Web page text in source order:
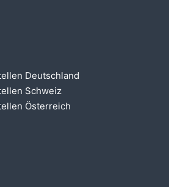
Deutschland
Schweiz
Österreich